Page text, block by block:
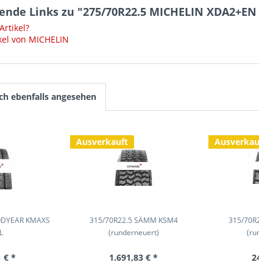
Links zu "275/70R22.5 MICHELIN XDA2+EN
von MICHELIN
ebenfalls angesehen
KMAXS
€ *
Ausverkauft
315/70R22.5 SÄMM KSM4
(runderneuert)
1.691,83 € *
315/